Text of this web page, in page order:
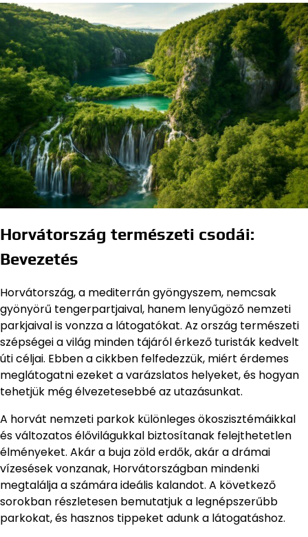
Horvátország természeti csodái:
Bevezetés
Horvátország, a mediterrán gyöngyszem, nemcsak
gyönyörű tengerpartjaival, hanem lenyűgöző nemzeti
parkjaival is vonzza a látogatókat. Az ország természeti
szépségei a világ minden tájáról érkező turisták kedvelt
úti céljai. Ebben a cikkben felfedezzük, miért érdemes
meglátogatni ezeket a varázslatos helyeket, és hogyan
tehetjük még élvezetesebbé az utazásunkat.
A horvát nemzeti parkok különleges ökoszisztémáikkal
és változatos élővilágukkal biztosítanak felejthetetlen
élményeket. Akár a buja zöld erdők, akár a drámai
vízesések vonzanak, Horvátországban mindenki
megtalálja a számára ideális kalandot. A következő
sorokban részletesen bemutatjuk a legnépszerűbb
parkokat, és hasznos tippeket adunk a látogatáshoz.